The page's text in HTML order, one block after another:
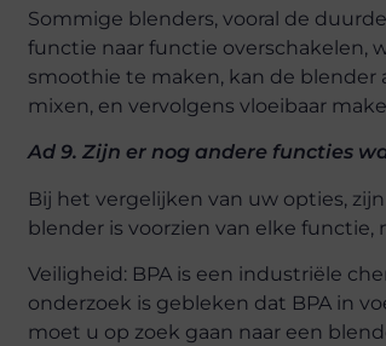
Sommige blenders, vooral de
functie naar functie overschakelen,
smoothie te maken, kan de blender
mixen, en vervolgens vloeibaar
Ad 9. Zijn er nog andere functies
Bij het vergelijken van uw opties,
blender is voorzien van elke
Veiligheid: BPA is een industriële
onderzoek is gebleken dat BPA in
moet u op zoek gaan naar een